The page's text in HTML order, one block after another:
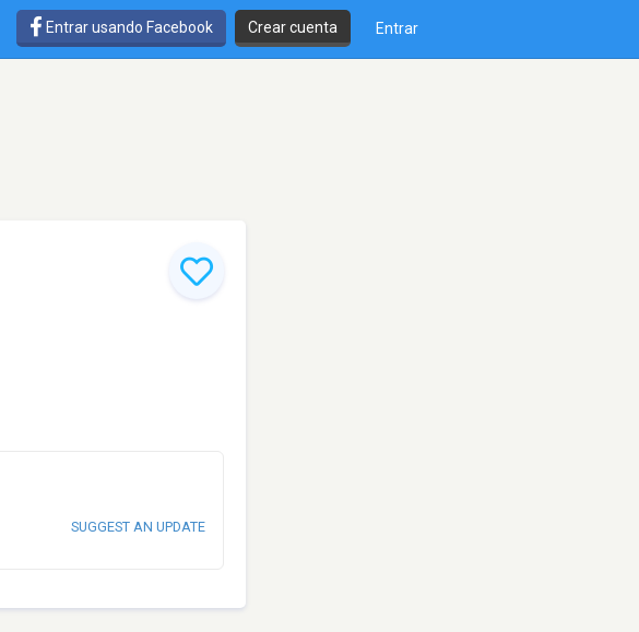
Entrar usando Facebook Crear cuenta Entrar
SUGGEST AN UPDATE